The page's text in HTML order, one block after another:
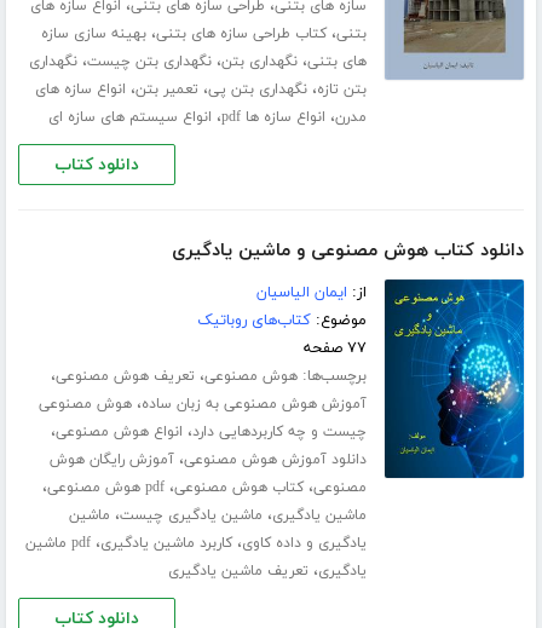
سازه های بتنی، طراحی سازه های بتنی، انواع سازه های
بتنی،کتاب طراحی سازه های بتنی،بهینه سازی سازه
های بتنی،نگهداری بتن،نگهداری بتن چیست،نگهداری
بتن تازه،نگهداری بتن پی، تعمیر بتن، انواع سازه های
مدرن، انواع سازه ها pdf ، انواع سیستم های سازه ای
دانلود کتاب
دانلود کتاب هوش مصنوعی و ماشین یادگیری
از: ایمان الیاسیان
موضوع:کتاب‌های روباتیک
۷۷ صفحه
برچسب‌ها:هوش مصنوعی، تعریف هوش مصنوعی،
آموزش هوش مصنوعی به زبان ساده،هوش مصنوعی
چیست و چه کاربردهایی دارد، انواع هوش مصنوعی،
دانلود آموزش هوش مصنوعی،آموزش رایگان هوش
مصنوعی،کتاب هوش مصنوعی،pdf هوش مصنوعی ،
ماشین یادگیری، ماشین یادگیری چیست، ماشین
یادگیری و داده کاوی،کاربرد ماشین یادگیری،
pdf ماشین
یادگیری، تعریف ماشین یادگیری
دانلود کتاب